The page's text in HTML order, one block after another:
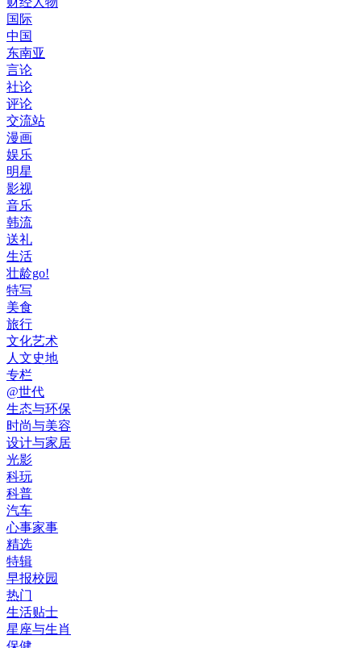
国际
中国
东南亚
言论
社论
评论
交流站
漫画
娱乐
明星
影视
音乐
韩流
送礼
生活
壮龄go!
特写
美食
旅行
文化艺术
人文史地
专栏
@世代
生态与环保
时尚与美容
设计与家居
光影
科玩
科普
汽车
心事家事
精选
特辑
早报校园
热门
生活贴士
星座与生肖